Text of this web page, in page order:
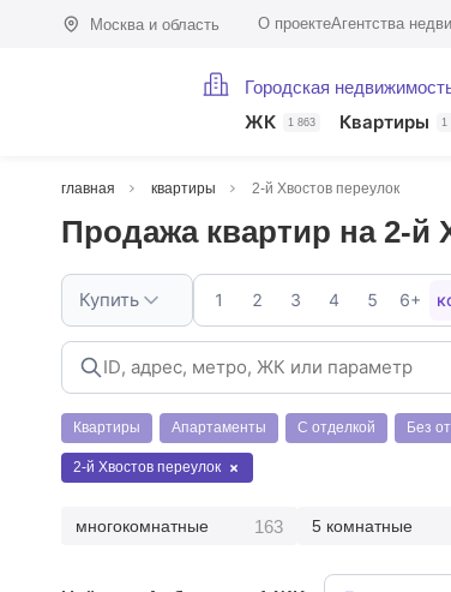
Москва и область О проектеАгентства
Городская
ЖК 1 863 Квартиры 1
главная квартиры 2-й Хвостов переулок
Продажа квартир на 2-й
Купить 1 2 3 4 5 6+
Квартиры Апартаменты С отделкой Без
2-й Хвостов переулок
многокомнатные 163 5 комнатные